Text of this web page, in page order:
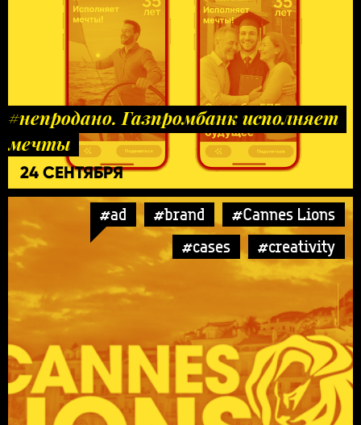
#непродано. Газпромбанк исполняет
мечты
24 СЕНТЯБРЯ
#ad #brand
#Cannes Lions
#cases
#creativity